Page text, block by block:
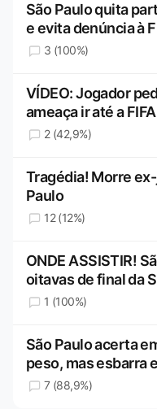
São Paulo quita
e evita denúncia à
3 (100%)
VÍDEO: Jogador
ameaça ir até a
2 (42,9%)
Tragédia! Morre
Paulo
12 (12%)
ONDE ASSISTIR!
oitavas de final da
1 (100%)
São Paulo acerta
peso, mas esbarra
7 (88,9%)